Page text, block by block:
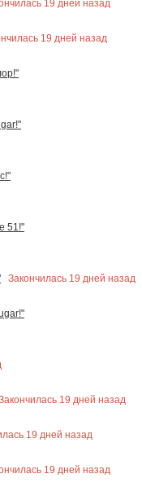
19 дней назад
19 дней назад
51!"
Закончилась 19 дней назад
19 дней назад
19 дней назад
19 дней назад